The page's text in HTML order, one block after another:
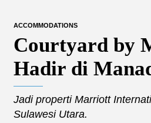
ACCOMMODATIONS
Courtyard by
Hadir di
Jadi properti Marriott
Sulawesi Utara.